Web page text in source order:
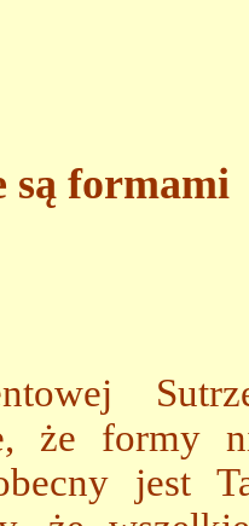
są formami
że formy
jest